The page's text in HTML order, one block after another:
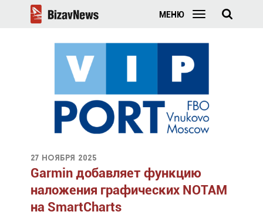
МЕНЮ
27 ноября 2025
Garmin добавляет функцию
наложения графических NOTAM
на SmartCharts